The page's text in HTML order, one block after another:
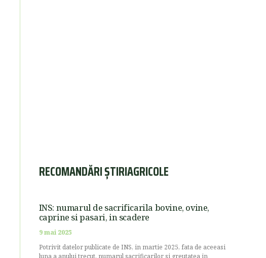
RECOMANDĂRI ȘTIRIAGRICOLE
INS: numarul de sacrificarila bovine, ovine,
caprine si pasari, in scadere
9 mai 2025
Potrivit datelor publicate de INS, in martie 2025, fata de aceeasi
luna a anului trecut, numarul sacrificarilor si greutatea in